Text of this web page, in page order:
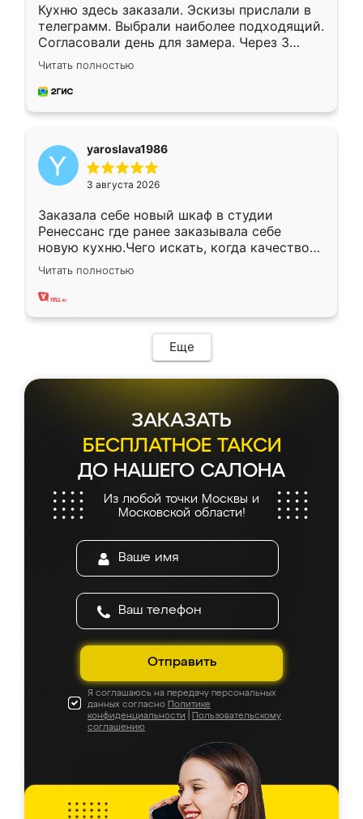
Кухню здесь заказали. Эскизы прислали в
телеграмм. Выбрали наиболее подходящий.
Согласовали день для замера. Через 3
недели кухня была уже готова. Остались
довольны работой. Спасибо Ренессанс
мебель за качественную работу!
Читать полностью
yaroslava1986
3 августа 2026
Заказала себе новый шкаф в студии
Ренессанс где ранее заказывала себе
новую кухню.Чего искать, когда качеством
вполне довольна. Служит кухня уже почти
два года, нареканий нет.
Читать полностью
Еще
ЗАКАЗАТЬ
БЕСПЛАТНОЕ ТАКСИ
ДО НАШЕГО САЛОНА
Из любой точки Москвы и
Московской области!
Отправить
Я соглашаюсь на передачу персональных
данных согласно Политике
конфиденциальности
Пользовательскому
соглашению